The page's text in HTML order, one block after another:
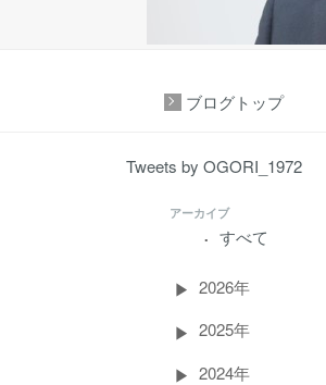
ブログトップ
Tweets by OGORI_1972
アーカイブ
すべて
2026年
2025年
2024年